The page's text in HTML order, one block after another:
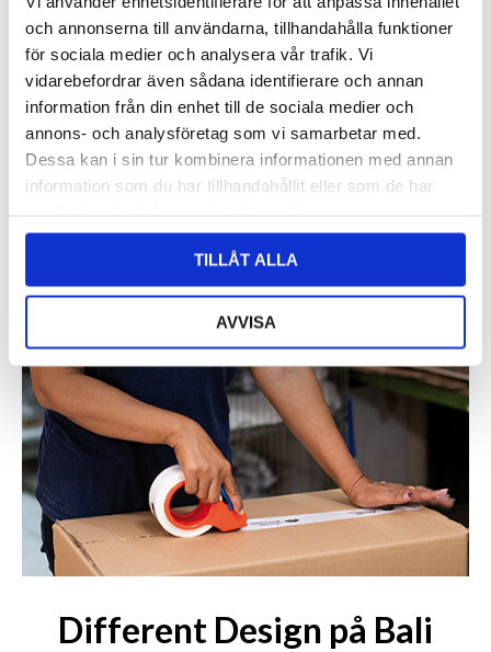
och annonserna till användarna, tillhandahålla funktioner
för sociala medier och analysera vår trafik. Vi
vidarebefordrar även sådana identifierare och annan
information från din enhet till de sociala medier och
annons- och analysföretag som vi samarbetar med.
Dessa kan i sin tur kombinera informationen med annan
information som du har tillhandahållit eller som de har
TILLÅT ALLA
AVVISA
Different Design på Bali